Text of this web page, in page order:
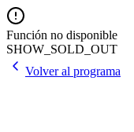
Función no disponible
SHOW_SOLD_OUT
Volver al programa